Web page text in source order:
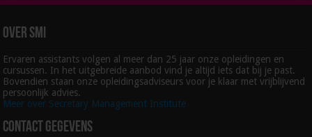
Over SMI
Ervaren assistants volgen al meer dan 25 jaar onze opleidingen en
cursussen. In het uitgebreide aanbod vind je altijd iets dat bij je past.
Bovendien staan onze opleidingsadviseurs voor je klaar met vrijblijvend
persoonlijk advies.
Meer over Secretary Management Institute
Contact gegevens